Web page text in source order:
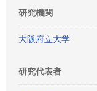
研究機関
大阪府立大学
研究代表者